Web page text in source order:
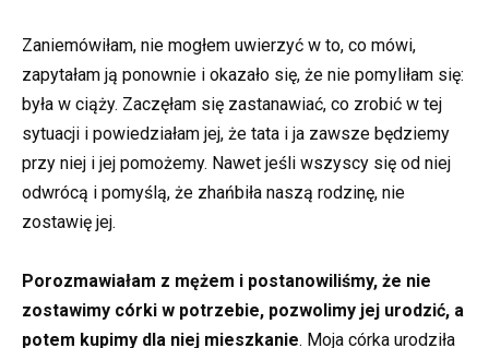
Zaniemówiłam, nie mogłem uwierzyć w to, co mówi,
zapytałam ją ponownie i okazało się, że nie pomyliłam się:
była w ciąży. Zaczęłam się zastanawiać, co zrobić w tej
sytuacji i powiedziałam jej, że tata i ja zawsze będziemy
przy niej i jej pomożemy. Nawet jeśli wszyscy się od niej
odwrócą i pomyślą, że zhańbiła naszą rodzinę, nie
zostawię jej.
Porozmawiałam z mężem i postanowiliśmy, że nie
zostawimy córki w potrzebie, pozwolimy jej urodzić, a
potem kupimy dla niej mieszkanie. Moja córka urodziła